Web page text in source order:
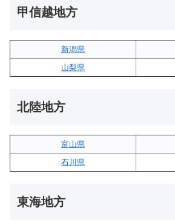
甲信越地方
新潟県
山梨県
北陸地方
富山県
石川県
東海地方